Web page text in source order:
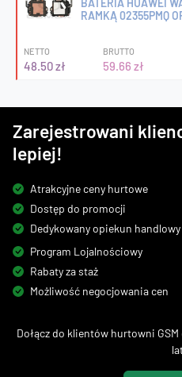
RAMKĄ 02355PMQ
NETTO
48.50 zł
BRUTTO
59.66 zł
Zarejestrowani
lepiej!
Atrakcyjne ceny hurtowe
Dostęp do promocji
Dedykowany opiekun handlowy
Program Lojalnościowy
Rabaty za staż
Możliwość negocjowania cen
Dołącz do klientów hurtowni